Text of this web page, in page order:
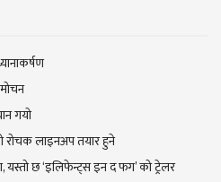
गयाे
रोचक लाइनअप तयार हुने
यस्तो छ ‘इलिफेन्ट्स इन द फग’ को ट्रेलर